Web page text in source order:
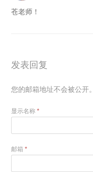
苍老师！
发表回复
您的邮箱地址不会被公开。
显示名称*
邮箱*